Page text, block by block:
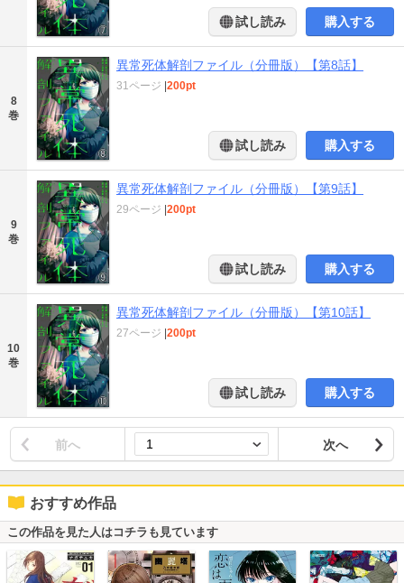
試し読み 購入する
8
巻
異常死体解剖ファイル（分冊版）【第8話】
31ページ 200pt
試し読み 購入する
9
巻
異常死体解剖ファイル（分冊版）【第9話】
29ページ 200pt
試し読み 購入する
10
巻
異常死体解剖ファイル（分冊版）【第10話】
27ページ 200pt
試し読み 購入する
前へ 次へ
おすすめ作品
この作品を見た人はコチラも見ています